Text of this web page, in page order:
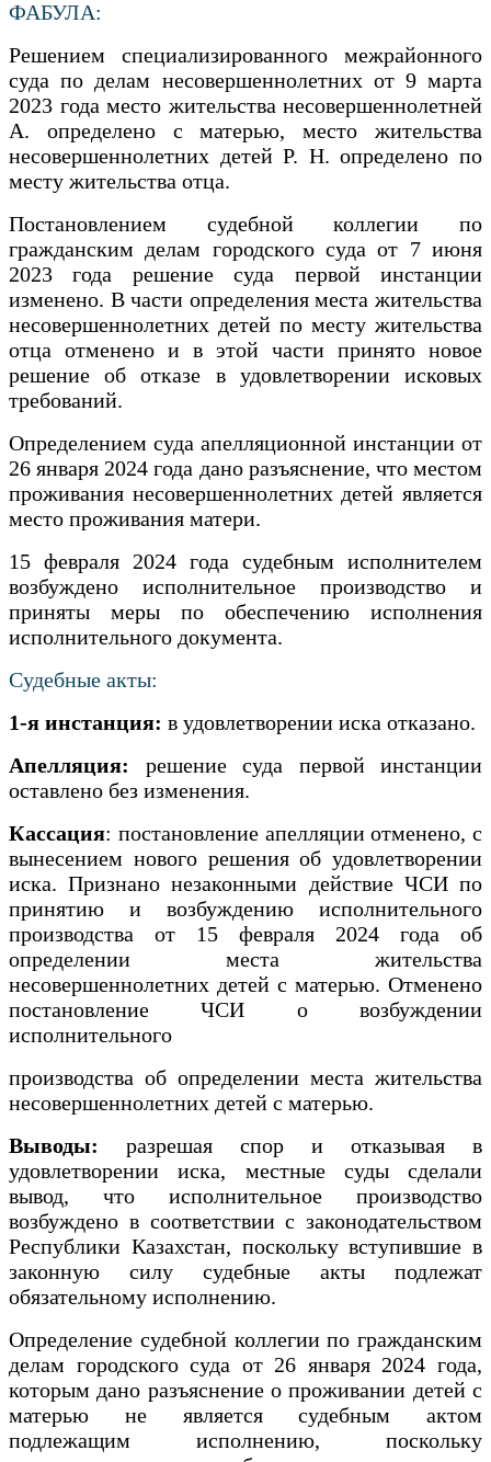
ФАБУЛА:
Решением специализированного межрайонного
суда по делам несовершеннолетних от 9 марта
2023 года место жительства несовершеннолетней
А. определено с матерью, место жительства
несовершеннолетних детей Р. Н. определено по
месту жительства отца.
Постановлением судебной коллегии по
гражданским делам городского суда от 7 июня
2023 года решение суда первой инстанции
изменено. В части определения места жительства
несовершеннолетних детей по месту жительства
отца отменено и в этой части принято новое
решение об отказе в удовлетворении исковых
требований.
Определением суда апелляционной инстанции от
26 января 2024 года дано разъяснение, что местом
проживания несовершеннолетних детей является
место проживания матери.
15 февраля 2024 года судебным исполнителем
возбуждено исполнительное производство и
приняты меры по обеспечению исполнения
исполнительного документа.
Судебные акты:
1-я инстанция: в удовлетворении иска отказано.
Апелляция: решение суда первой инстанции
оставлено без изменения.
Кассация: постановление апелляции отменено, с
вынесением нового решения об удовлетворении
иска. Признано незаконными действие ЧСИ по
принятию и возбуждению исполнительного
производства от 15 февраля 2024 года об
определении места жительства
несовершеннолетних детей с матерью. Отменено
постановление ЧСИ о возбуждении
исполнительного
производства об определении места жительства
несовершеннолетних детей с матерью.
Выводы: разрешая спор и отказывая в
удовлетворении иска, местные суды сделали
вывод, что исполнительное производство
возбуждено в соответствии с законодательством
Республики Казахстан, поскольку вступившие в
законную силу судебные акты подлежат
обязательному исполнению.
Определение судебной коллегии по гражданским
делам городского суда от 26 января 2024 года,
которым дано разъяснение о проживании детей с
матерью не является судебным актом
подлежащим исполнению, поскольку